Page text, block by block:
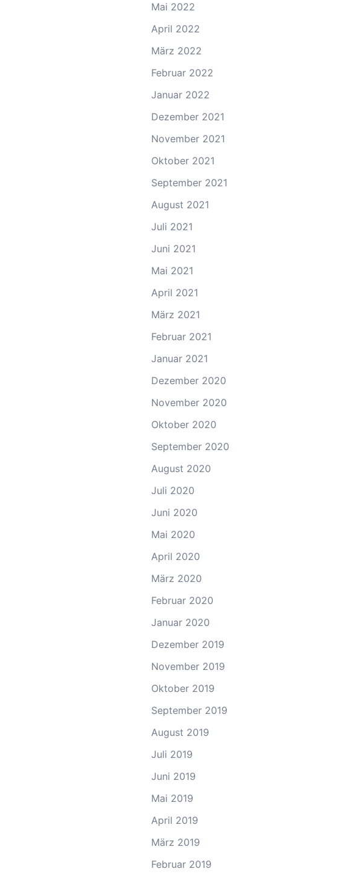
Mai 2022
April 2022
März 2022
Februar 2022
Januar 2022
Dezember 2021
November 2021
Oktober 2021
September 2021
August 2021
Juli 2021
Juni 2021
Mai 2021
April 2021
März 2021
Februar 2021
Januar 2021
Dezember 2020
November 2020
Oktober 2020
September 2020
August 2020
Juli 2020
Juni 2020
Mai 2020
April 2020
März 2020
Februar 2020
Januar 2020
Dezember 2019
November 2019
Oktober 2019
September 2019
August 2019
Juli 2019
Juni 2019
Mai 2019
April 2019
März 2019
Februar 2019